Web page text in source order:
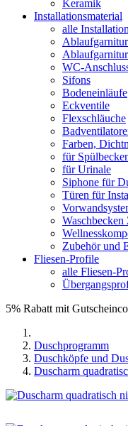
Keramik
Installationsmaterial
alle
WC-
Sifons
Bodeneinläufe
Eckventile
Flexschläuche
Farben,
für
für Urinale
Siphone für
Türen für
Waschbecken
Zubehör und
Fliesen-Profile
alle Fliesen-
5% Rabatt mit
Duschprogramm
Duschköpfe und
Duscharm